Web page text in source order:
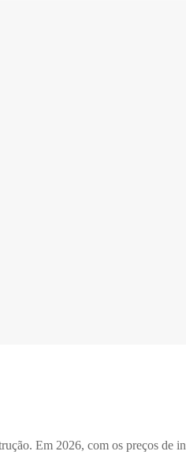
Em 2026, com os preços de